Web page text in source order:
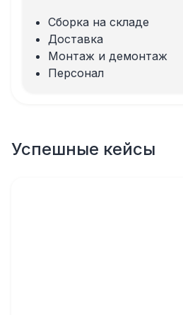
Сборка на складе
Доставка
Монтаж и демонтаж
Персонал
Успешные кейсы